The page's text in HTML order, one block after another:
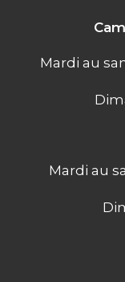
Mardi au
Mardi au